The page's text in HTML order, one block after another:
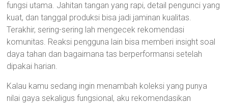
fungsi utama. Jahitan tangan yang rapi, detail pengunci yang
kuat, dan tanggal produksi bisa jadi jaminan kualitas.
Terakhir, sering-sering lah mengecek rekomendasi
komunitas. Reaksi pengguna lain bisa memberi insight soal
daya tahan dan bagaimana tas berperformansi setelah
dipakai harian.
Kalau kamu sedang ingin menambah koleksi yang punya
nilai gaya sekaligus fungsional, aku rekomendasikan